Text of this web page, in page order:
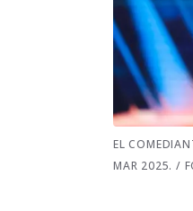
EL
MAR 2025. /